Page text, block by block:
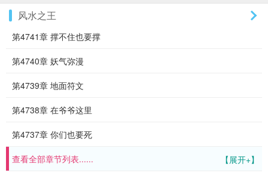
风水之王
第4741章 撑不住也要撑
第4740章 妖气弥漫
第4739章 地面符文
第4738章 在爷爷这里
第4737章 你们也要死
【展开+】
查看全部章节列表......